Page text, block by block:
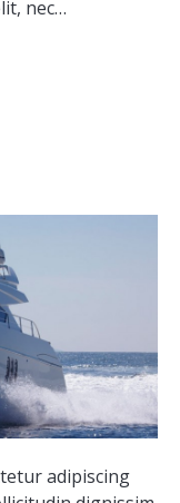
nec…
adipiscing